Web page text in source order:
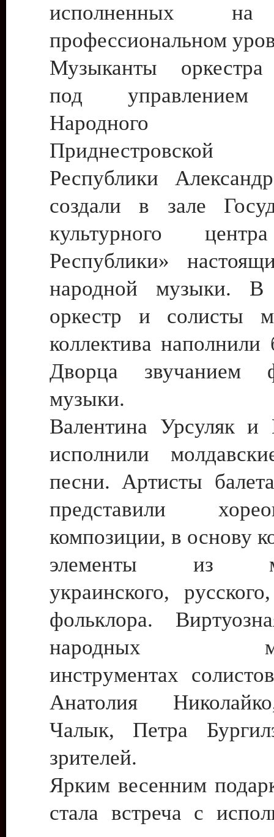
исполненных
профессиональном
Музыканты
под управлением
Народного
Приднестровской
Республики
создали в зале
культурного
Республики»
народной музыки. В
оркестр и солисты
коллектива
Дворца звучанием
музыки.
Валентина Урсуляк
исполнили
песни. Артисты
представили
композиции, в основу
элементы из
украинского,
фольклора.
народных
инструментах
Анатолия
Чалык, Петра
зрителей.
Ярким весенним
стала встреча с